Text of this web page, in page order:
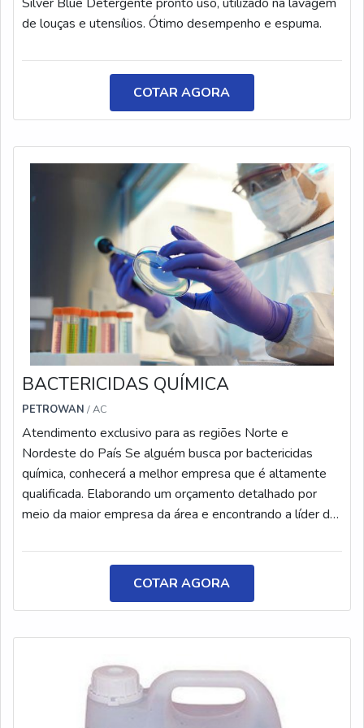
qual a AEG Soluções Químicas é uma empresa
altamente qualificada quando se explana o segmento de
existe de melhor no mercado para garantir o sucesso
dos clientes.REFERÊNCIA DE QUALIDADE NO
SEGMENTONa AEG Soluções Químicas é possível
oferece itens variados como policloreto de alumínio e
soda cáustica 25 kg com ótima qualidade e
proteção.Com o objetivo de trazer a satisfação a todos
os clientes, a empresa entende que seu melhor
destaque é conquistar a confiança de cada um. Tudo isso
só é possível através do investimento em equipamentos
modernos e profissionais experientes. A AEG Soluções
Químicas é uma empresa que tem se destacado da
concorrência pela seriedade e qualidade que fecha o ciclo
de entrega com excelência para cada cliente.
de louças e utensílios. Ótimo desempenho e espuma.
COTAR AGORA
BACTERICIDAS QUÍMICA
PETROWAN / AC
Atendimento exclusivo para as regiões Norte e
Nordeste do País Se alguém busca por bactericidas
química, conhecerá a melhor empresa que é altamente
qualificada. Elaborando um orçamento detalhado por
meio da maior empresa da área e encontrando a líder da
QUÍMICAQuem procura por bactericidas química em uma
empresa que preza pela pontualidade, consegue
encontrar o site da Petrowan. Com grande know-how
focado em ligante não iônico e fosqueante, garantindo o
que há de melhor na atualidade.Não obstante, quando
apenas lucratividade, deve oferecer produtos e serviços
que tenham ótima qualidade e assertividade, detalhes
que passam despercebidos e podem gerar prejuízo
COTAR AGORA